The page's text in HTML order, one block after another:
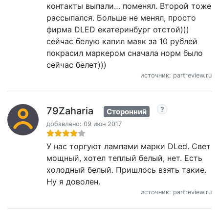
контакты выпали… поменял. Второй тоже
рассыпался. Больше не менял, просто
фирма DLED екатеринбург отстой)))
сейчас белую капил маяк за 10 рублей
покрасил маркером сначала норм было
сейчас белет)))
источник: partreview.ru
79Zaharia Сторонний
добавлено: 09 июн 2017
У нас торгуют лампами марки DLed. Свет
мощный, хотел теплый белый, нет. Есть
холодный белый. Пришлось взять такие.
Ну я доволен.
источник: partreview.ru